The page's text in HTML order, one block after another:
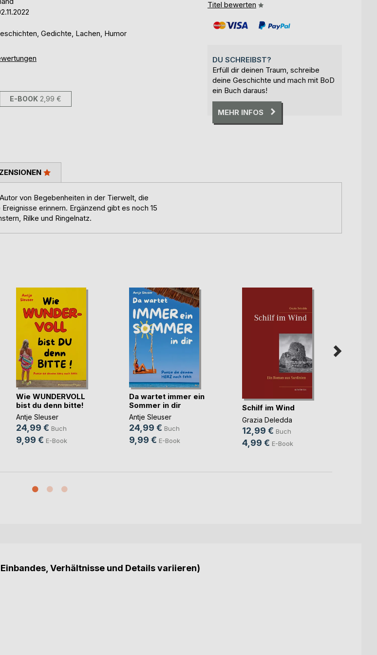
Gedichte, Lachen, Humor
E-BOOK 2,99 €
Titel bewerten
DU SCHREIBST?
Erfüll dir deinen Traum, schreibe
deine Geschichte und mach mit BoD
ein Buch daraus!
MEHR INFOS
von Begebenheiten in der Tierwelt, die
erinnern. Ergänzend gibt es noch 15
Rilke und Ringelnatz.
Wie WUNDERVOLL
bist du denn bitte!
Antje Sleuser
24,99 € Buch
9,99 € E-Book
Da wartet immer ein
Sommer in dir
Antje Sleuser
24,99 € Buch
9,99 € E-Book
Schilf im Wind
Grazia Deledda
12,99 € Buch
4,99 € E-Book
Verhältnisse und Details variieren)